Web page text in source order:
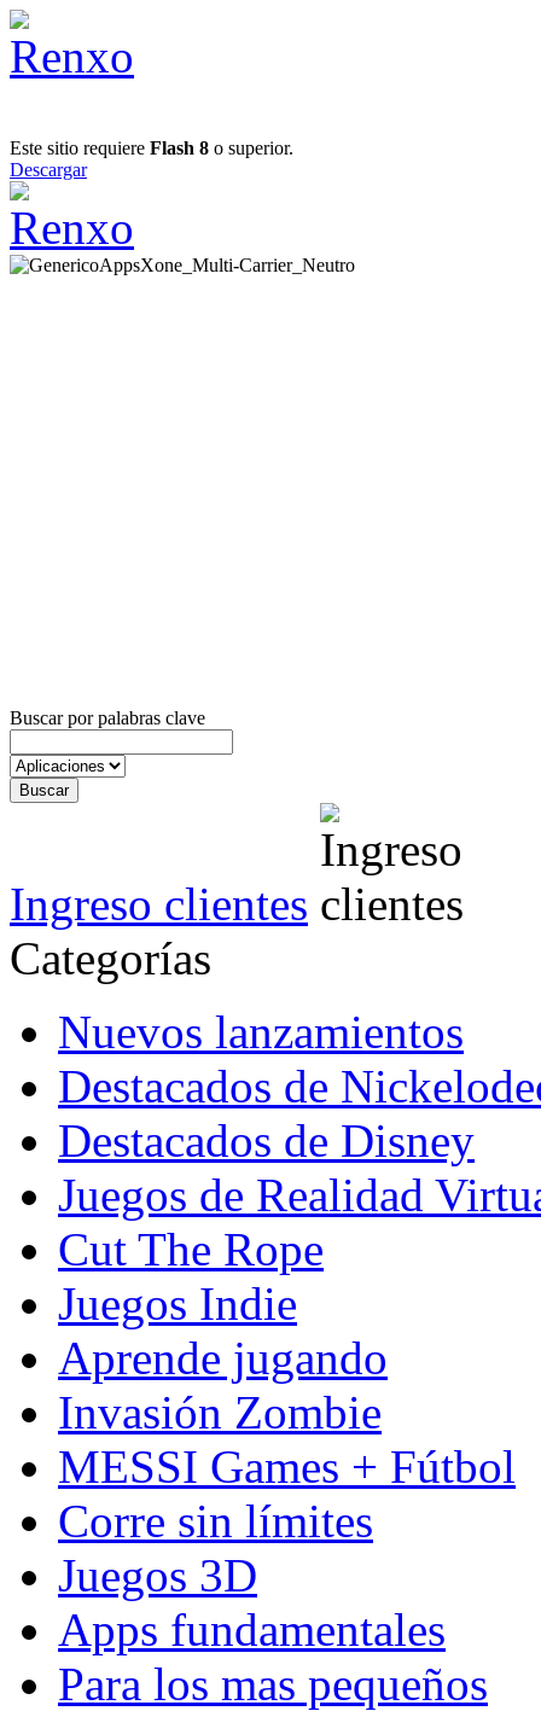
Este sitio requiere Flash 8 o superior.
Descargar
Buscar por palabras clave
Ingreso clientes
Categorías
Nuevos lanzamientos
Destacados de
Destacados de Disney
Juegos de Realidad
Cut The Rope
Juegos Indie
Aprende jugando
Invasión Zombie
MESSI Games + Fútbol
Corre sin límites
Juegos 3D
Apps fundamentales
Para los mas pequeños